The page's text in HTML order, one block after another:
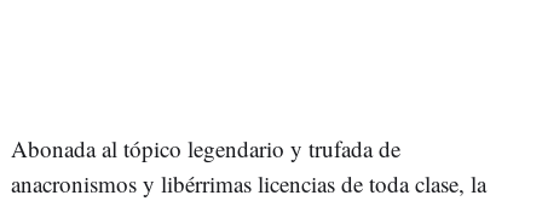
Abonada al tópico legendario y trufada de
anacronismos y libérrimas licencias de toda clase, la